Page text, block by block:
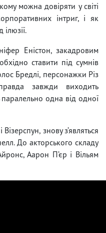
можна довіряти у світі
інтриг, і як
ілюзії.
Еністон, закадровим
ставити під сумнів
Бредлі, персонажки Різ
завжди виходить
паралельно одна від одної
знову з’являться
До акторського складу
Аарон П’єр і Вільям